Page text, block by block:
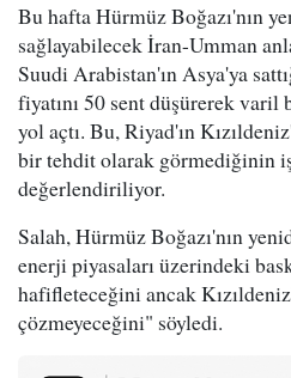
Bu hafta Hürmüz Boğazı'nın
sağlayabilecek İran-Umman
Suudi Arabistan'ın Asya'ya
fiyatını 50 sent düşürerek varil
yol açtı. Bu, Riyad'ın
bir tehdit olarak görmediğinin
değerlendiriliyor.
Salah, Hürmüz Boğazı'nın
enerji piyasaları üzerindeki
hafifleteceğini ancak
çözmeyeceğini" söyledi.